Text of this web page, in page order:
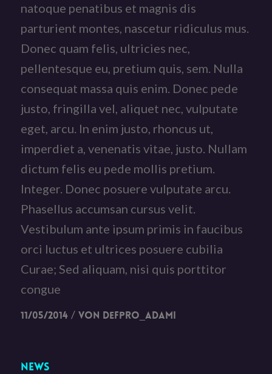
natoque penatibus et magnis dis
parturient montes, nascetur ridiculus mus.
Donec quam felis, ultricies nec,
pellentesque eu, pretium quis, sem. Nulla
consequat massa quis enim. Donec pede
justo, fringilla vel, aliquet nec, vulputate
eget, arcu. In enim justo, rhoncus ut,
imperdiet a, venenatis vitae, justo. Nullam
dictum felis eu pede mollis pretium.
Integer. Donec posuere vulputate arcu.
Phasellus accumsan cursus velit.
Vestibulum ante ipsum primis in faucibus
orci luctus et ultrices posuere cubilia
Curae; Sed aliquam, nisi quis porttitor
congue
11/05/2014 / von DefPro_Adami
News